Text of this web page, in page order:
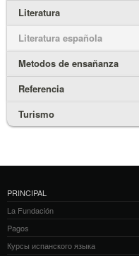
Literatura
Literatura española
Metodos de ensañanza
Referencia
Turismo
PRINCIPAL
La Fundación
Pagos
Курсы испанского языка